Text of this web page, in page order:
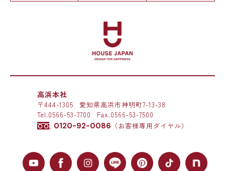
高浜本社
〒444-1305
愛知県高浜市神明町7-13-38
Tel.0566-53-7700 Fax.0566-53-7500
0120-92-0086 （お客様専用ダイヤル）